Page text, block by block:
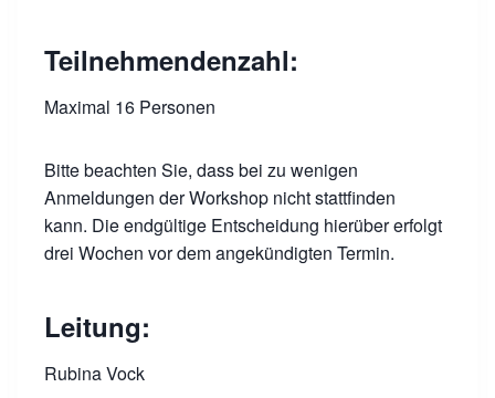
Teilnehmendenzahl:
Maximal 16 Personen
Bitte beachten Sie, dass bei zu wenigen
Anmeldungen der Workshop nicht stattfinden
kann. Die endgültige Entscheidung hierüber erfolgt
drei Wochen vor dem angekündigten Termin.
Leitung:
Rubina Vock